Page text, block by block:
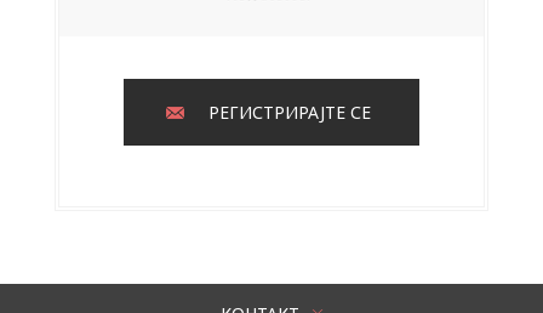
РЕГИСТРИРАЈТЕ СЕ